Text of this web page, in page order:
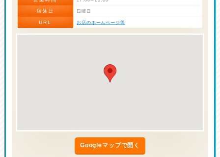
店休日 日曜日
URL お店のホームページ等
Googleマップで開く